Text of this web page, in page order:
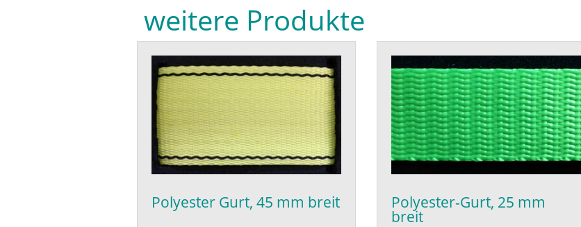
weitere Produkte
Polyester Gurt, 45 mm breit Polyester-Gurt, 25 mm
breit